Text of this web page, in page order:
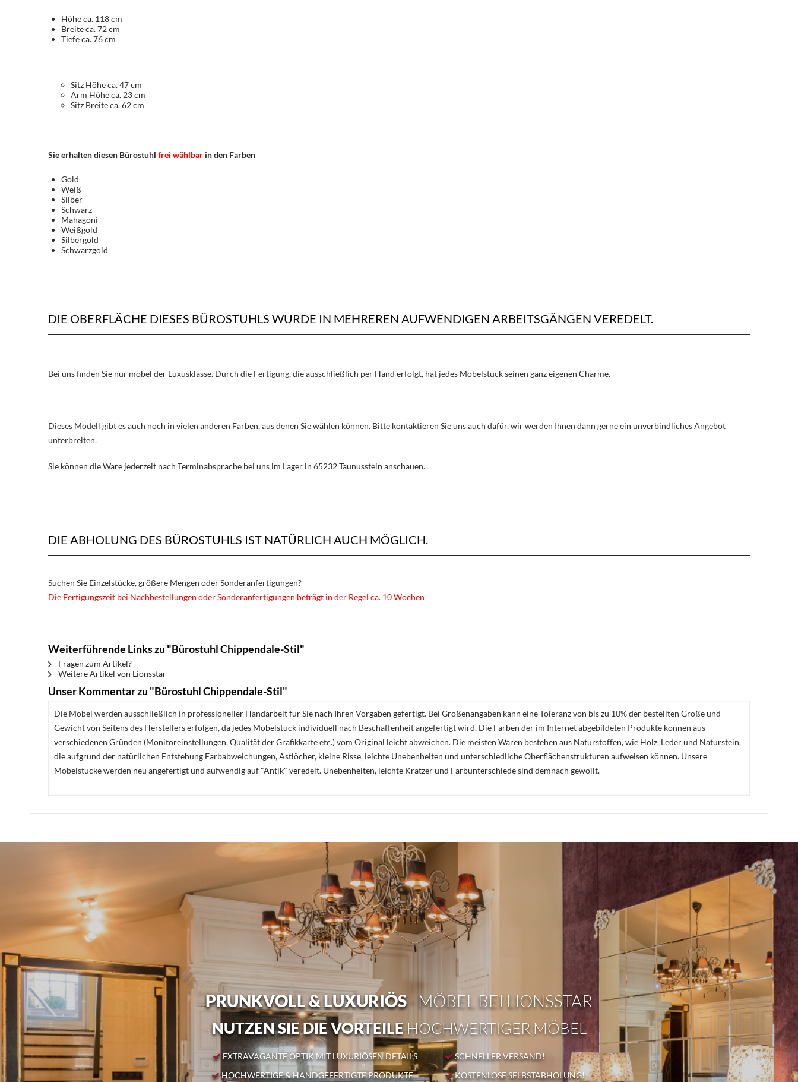
Höhe ca. 118 cm
Breite ca. 72 cm
Tiefe ca. 76 cm
Sitz Höhe ca. 47 cm
Arm Höhe ca. 23 cm
Sitz Breite ca. 62 cm
Sie erhalten diesen Bürostuhl frei wählbar in den Farben
Gold
Weiß
Silber
Schwarz
Mahagoni
Weißgold
Silbergold
Schwarzgold
DIE OBERFLÄCHE DIESES BÜROSTUHLS WURDE IN MEHREREN AUFWENDIGEN ARBEITSGÄNGEN VEREDELT.
Bei uns finden Sie nur möbel der Luxusklasse. Durch die Fertigung, die ausschließlich per Hand erfolgt, hat jedes Möbelstück seinen ganz eigenen Charme.
Dieses Modell gibt es auch noch in vielen anderen Farben, aus denen Sie wählen können. Bitte kontaktieren Sie uns auch dafür, wir werden Ihnen dann gerne ein unverbindliches Angebot
unterbreiten.
Sie können die Ware jederzeit nach Terminabsprache bei uns im Lager in 65232 Taunusstein anschauen.
DIE ABHOLUNG DES BÜROSTUHLS IST NATÜRLICH AUCH MÖGLICH.
Suchen Sie Einzelstücke, größere Mengen oder Sonderanfertigungen?
Die Fertigungszeit bei Nachbestellungen oder Sonderanfertigungen beträgt in der Regel ca. 10 Wochen
Weiterführende Links zu "Bürostuhl Chippendale-Stil"
Fragen zum Artikel?
Weitere Artikel von Lionsstar
Unser Kommentar zu "Bürostuhl Chippendale-Stil"
Die Möbel werden ausschließlich in professioneller Handarbeit für Sie nach Ihren Vorgaben gefertigt. Bei Größenangaben kann eine Toleranz von bis zu 10% der bestellten Größe und
Gewicht von Seitens des Herstellers erfolgen, da jedes Möbelstück individuell nach Beschaffenheit angefertigt wird. Die Farben der im Internet abgebildeten Produkte können aus
verschiedenen Gründen (Monitoreinstellungen, Qualität der Grafikkarte etc.) vom Original leicht abweichen. Die meisten Waren bestehen aus Naturstoffen, wie Holz, Leder und Naturstein,
die aufgrund der natürlichen Entstehung Farbabweichungen, Astlöcher, kleine Risse, leichte Unebenheiten und unterschiedliche Oberflächenstrukturen aufweisen können. Unsere
Möbelstücke werden neu angefertigt und aufwendig auf "Antik" veredelt. Unebenheiten, leichte Kratzer und Farbunterschiede sind demnach gewollt.
PRUNKVOLL & LUXURIÖS- MÖBEL BEI LIONSSTAR
NUTZEN SIE DIE VORTEILEHOCHWERTIGER MÖBEL
EXTRAVAGANTE OPTIK MIT LUXURIÖSEN DETAILS
HOCHWERTIGE & HANDGEFERTIGTE PRODUKTE
SCHNELLER VERSAND!
KOSTENLOSE SELBSTABHOLUNG!